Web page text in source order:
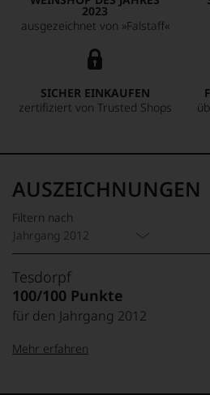
2023
ausgezeichnet von »Falstaff«
SICHER EINKAUFEN
zertifiziert von Trusted Shops
AUSZEICHNUNGEN
Filtern nach
Jahrgang 2012
Tesdorpf
100/100 Punkte
für den Jahrgang 2012
Mehr erfahren